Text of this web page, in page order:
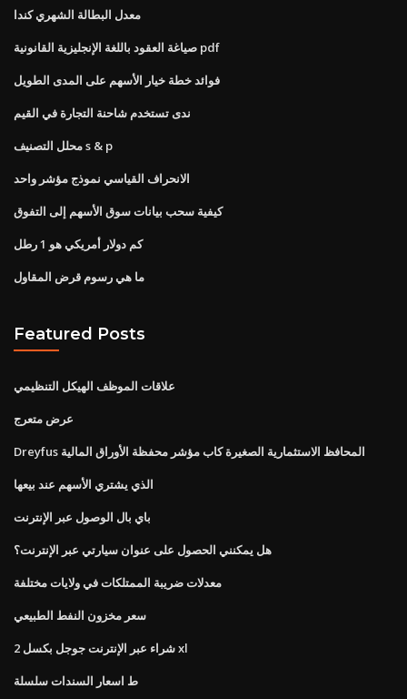
معدل البطالة الشهري كندا
صياغة العقود باللغة الإنجليزية القانونية pdf
فوائد خطة خيار الأسهم على المدى الطويل
ندى تستخدم شاحنة التجارة في القيم
محلل التصنيف s & p
الانحراف القياسي نموذج مؤشر واحد
كيفية سحب بيانات سوق الأسهم إلى التفوق
كم دولار أمريكي هو 1 رطل
ما هي رسوم قرض المقاول
Featured Posts
علاقات الموظف الهيكل التنظيمي
عرض متعرج
Dreyfus المحافظ الاستثمارية الصغيرة كاب مؤشر محفظة الأوراق المالية
الذي يشتري الأسهم عند بيعها
باي بال الوصول عبر الإنترنت
هل يمكنني الحصول على عنوان سيارتي عبر الإنترنت؟
معدلات ضريبة الممتلكات في ولايات مختلفة
سعر مخزون النفط الطبيعي
شراء عبر الإنترنت جوجل بكسل 2 xl
ط اسعار السندات سلسلة